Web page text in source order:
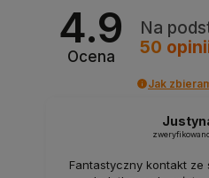
4.9
Ocena
Na
50
Jak
Fantastyczny kontakt ze